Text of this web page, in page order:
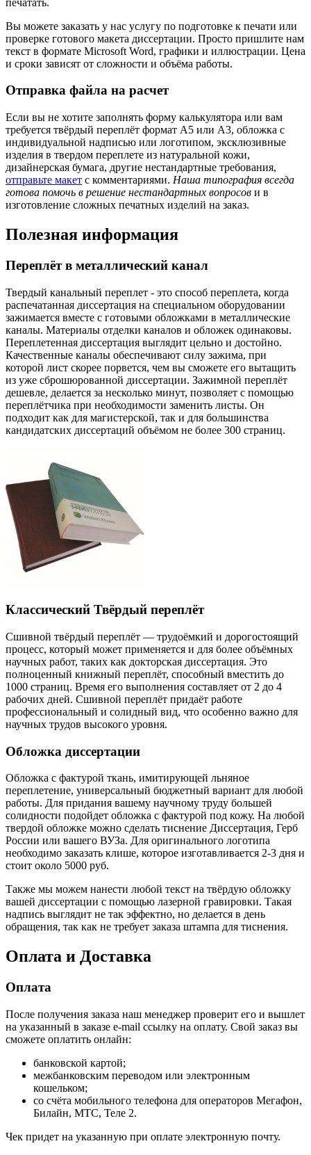
Вы можете заказать у нас услугу по подготовке к печати или
проверке готового макета диссертации. Просто пришлите нам
текст в формате Microsoft Word, графики и иллюстрации. Цена
и сроки зависят от сложности и объёма работы.
Отправка файла на расчет
Если вы не хотите заполнять форму калькулятора или вам
требуется твёрдый переплёт формат А5 или А3, обложка с
индивидуальной надписью или логотипом, эксклюзивные
изделия в твердом переплете из натуральной кожи,
дизайнерская бумага, другие нестандартные требования,
отправьте макет с комментариями. Наша типография всегда
готова помочь в решение нестандартных вопросов и в
изготовление сложных печатных изделий на заказ.
Полезная информация
Переплёт в металлический канал
Твердый канальный переплет - это способ переплета, когда
распечатанная диссертация на специальном оборудовании
зажимается вместе с готовыми обложками в металлические
каналы. Материалы отделки каналов и обложек одинаковы.
Переплетенная диссертация выглядит цельно и достойно.
Качественные каналы обеспечивают силу зажима, при
которой лист скорее порвется, чем вы сможете его вытащить
из уже сброшюрованной диссертации. Зажимной переплёт
дешевле, делается за несколько минут, позволяет с помощью
переплётчика при необходимости заменить листы. Он
подходит как для магистерской, так и для большинства
кандидатских диссертаций объёмом не более 300 страниц.
Классический Твёрдый переплёт
Сшивной твёрдый переплёт — трудоёмкий и дорогостоящий
процесс, который может применяется и для более объёмных
научных работ, таких как докторская диссертация. Это
полноценный книжный переплёт, способный вместить до
1000 страниц. Время его выполнения составляет от 2 до 4
рабочих дней. Сшивной переплёт придаёт работе
профессиональный и солидный вид, что особенно важно для
научных трудов высокого уровня.
Обложка диссертации
Обложка с фактурой ткань, имитирующей льняное
переплетение, универсальный бюджетный вариант для любой
работы. Для придания вашему научному труду большей
солидности подойдет обложка с фактурой под кожу. На любой
твердой обложке можно сделать тиснение Диссертация, Герб
России или вашего ВУЗа. Для оригинального логотипа
необходимо заказать клише, которое изготавливается 2-3 дня и
стоит около 5000 руб.
Также мы можем нанести любой текст на твёрдую обложку
вашей диссертации с помощью лазерной гравировки. Такая
надпись выглядит не так эффектно, но делается в день
обращения, так как не требует заказа штампа для тиснения.
Оплата и Доставка
Оплата
После получения заказа наш менеджер проверит его и вышлет
на указанный в заказе e-mail ссылку на оплату. Свой заказ вы
сможете оплатить онлайн:
банковской картой;
межбанковским переводом или электронным
кошельком;
со счёта мобильного телефона для операторов Мегафон,
Билайн, МТС, Теле 2.
Чек придет на указанную при оплате электронную почту.